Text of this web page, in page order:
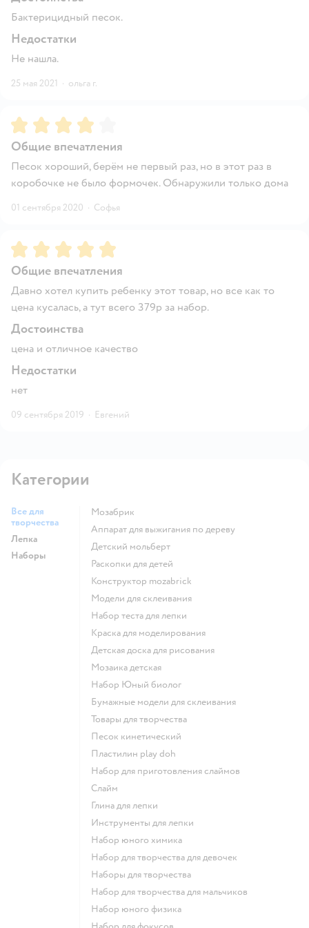
Бактерицидный песок.
Недостатки
Не нашла.
25 мая 2021 · ольга г.
Рейтинг:4
Общие впечатления
Песок хороший, берём не первый раз, но в этот раз в
коробочке не было формочек. Обнаружили только дома
01 сентября 2020 · Софья
Рейтинг:5
Общие впечатления
Давно хотел купить ребенку этот товар, но все как то
цена кусалась, а тут всего 379р за набор.
Достоинства
цена и отличное качество
Недостатки
нет
09 сентября 2019 · Евгений
Категории
Все для
творчества
Лепка
Наборы
Мозабрик
Аппарат для выжигания по дереву
Детский мольберт
Раскопки для детей
Конструктор mozabrick
Модели для склеивания
Набор теста для лепки
Краска для моделирования
Детская доска для рисования
Мозаика детская
набор Юный биолог
Бумажные модели для склеивания
Товары для творчества
Песок кинетический
Пластилин play doh
Набор для приготовления слаймов
Слайм
Глина для лепки
Инструменты для лепки
Набор юного химика
Набор для творчества для девочек
Наборы для творчества
Набор для творчества для мальчиков
Набор юного физика